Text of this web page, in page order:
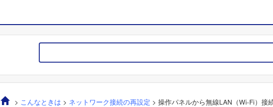
> こんなときは > ネットワーク接続の再設定 > 操作パネルから無線LAN（Wi-Fi）接